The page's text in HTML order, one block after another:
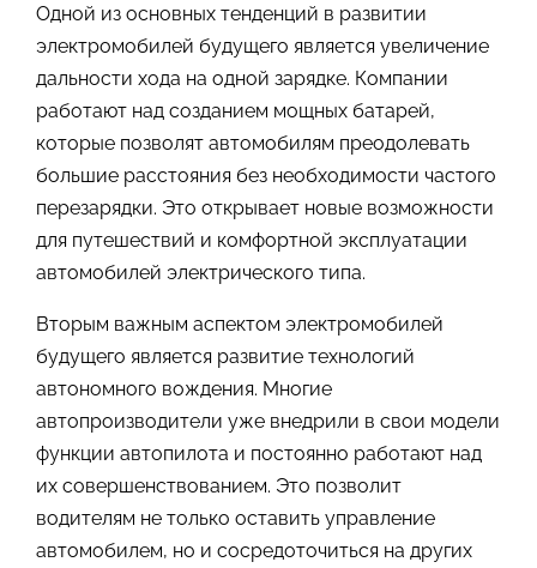
Одной из основных тенденций в развитии
электромобилей будущего является увеличение
дальности хода на одной зарядке. Компании
работают над созданием мощных батарей,
которые позволят автомобилям преодолевать
большие расстояния без необходимости частого
перезарядки. Это открывает новые возможности
для путешествий и комфортной эксплуатации
автомобилей электрического типа.
Вторым важным аспектом электромобилей
будущего является развитие технологий
автономного вождения. Многие
автопроизводители уже внедрили в свои модели
функции автопилота и постоянно работают над
их совершенствованием. Это позволит
водителям не только оставить управление
автомобилем, но и сосредоточиться на других